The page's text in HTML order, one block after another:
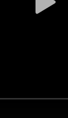
Play